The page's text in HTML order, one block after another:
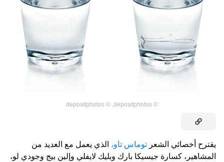
©
depositphotos
©
depositphotos
يقترح أخصائي الشعر توماس تاو، الذي يعمل مع العديد من
المشاهير، كسارة جيسيكا بارك وبليك لايفلي وإلين بيج وجودي لو،